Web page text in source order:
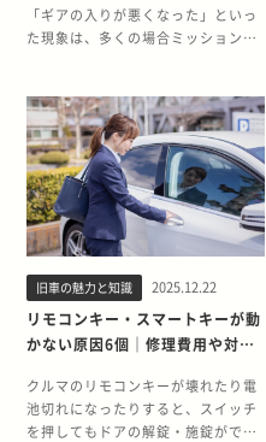
れる・傷がつく理由 頻繁に使用する
ドアノブは、なぜ壊れたり傷ついた
理由を見ていきましょう。 ドアノブ
は日常的に傷つきやすいパーツ ドア
ノブは乗り降りの際に必ず接触する
パーツです。特にドアノブのくぼん
だ部分（ドアカップ）は、ドアを開
ける際に爪や指輪が当たりやすく、
細かなひっかき傷がつきやすい箇所
といえます。鍵束を持った手でドア
を開けようとして、鍵の先で傷つけ
てしまうケースも珍しくありませ
ん。 こうした小さな傷は1つ1つは目
立たなくても、積み重なることでク
ルマ全体の印象を古びさせる原因と
なります。普段あまり意識しない部
分かもしれませんが、ドアノブはク
「ギアの入りが悪くなった」といっ
た現象は、多くの場合ミッション
障の頻度こそ少ないものの、故障時
の影響は大きく、早急な修理や交換
が求められるパーツです。しかし故
障しにくいがゆえに修理の経験がな
く、どのように対応すればよいのか
わからないという方も多いのではな
いでしょうか。 本記事では、25年以
15,000台以上買い取ってきた旧車王
が、クルマのミッションが故障した
際に現れるサインや、AT・MTそれ
ぞれの故障原因、気になる修理費用
の目安について詳しく解説します。
【この記事でわかること】 ・ミッシ
ョン故障の主なサイン ・AT（オー
旧車の魅力と知識 2025.12.22
リモコンキー・スマートキーが動
かない原因6個｜修理費用や対応
クルマのリモコンキーが壊れたり電
池切れになったりすると、スイッチ
を押してもドアの解錠・施錠ができ